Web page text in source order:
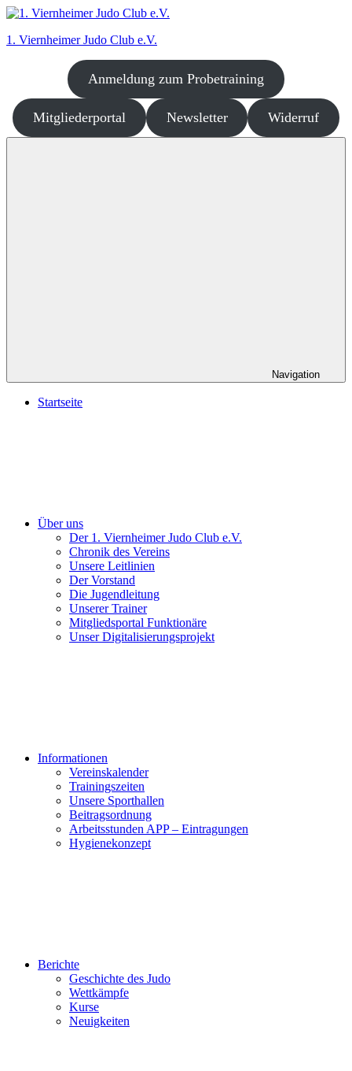
Zum
springen
1. Viernheimer Judo Club e.V.
dort
wo
es
Anmeldung zum Probetraining
Mitgliederportal Newsletter Widerruf
Navigation
Startseite
Über uns
Der 1. Viernheimer Judo Club e.V.
Chronik des Vereins
Unsere Leitlinien
Der Vorstand
Die Jugendleitung
Unserer Trainer
Mitgliedsportal Funktionäre
Unser Digitalisierungsprojekt
Informationen
Vereinskalender
Trainingszeiten
Unsere Sporthallen
Beitragsordnung
Arbeitsstunden APP – Eintragungen
Hygienekonzept
Berichte
Geschichte des Judo
Wettkämpfe
Kurse
Neuigkeiten